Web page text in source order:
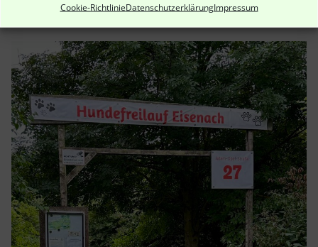
Cookie-RichtlinieDatenschutzerklärungImpressum
Direkt hinter dem Umspannwerk !